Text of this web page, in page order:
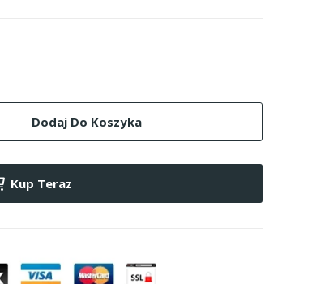
Dodaj Do Koszyka
Kup Teraz